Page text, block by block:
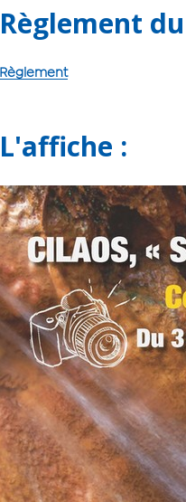
Règlement
Règlement
L'affiche :